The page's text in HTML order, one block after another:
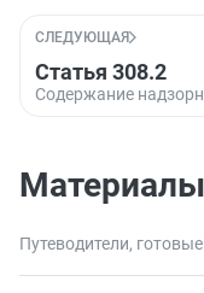
СЛЕДУЮЩАЯ
Статья 308.2
Содержание
Путеводители,